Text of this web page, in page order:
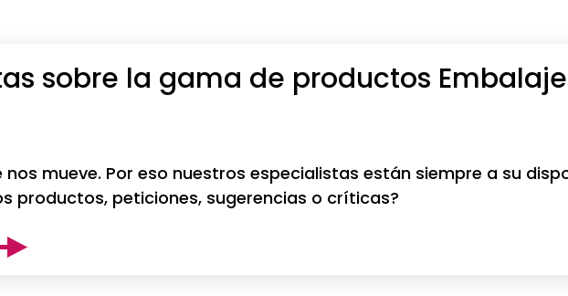
sobre la gama de productos
mueve. Por eso nuestros especialistas están siempre a su
productos, peticiones, sugerencias o críticas?